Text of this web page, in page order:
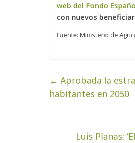
web del Fondo
con nuevos
Fuente: Ministerio de
← Aprobada la
habitantes en 2050
Luis Planas: